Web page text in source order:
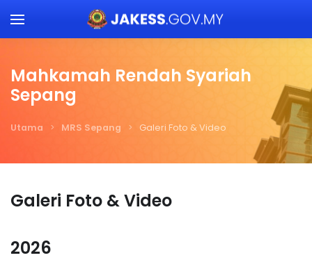
Skip to main content
Mahkamah Rendah Syariah
Sepang
Utama MRS Sepang Galeri Foto & Video
Galeri Foto & Video
2026